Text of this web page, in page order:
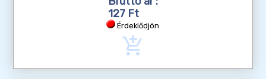
127 Ft
Érdeklődjön
add_shopping_cart